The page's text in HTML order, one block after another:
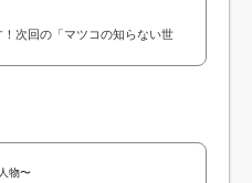
次回の「マツコの知らない世
物〜